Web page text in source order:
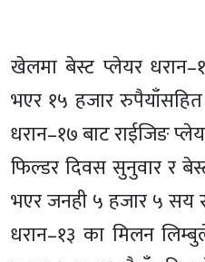
खेलमा बेस्ट प्लेयर
भएर १५ हजार रुपैयाँसहित
धरान–१७ बाट राईजिङ
फिल्डर दिवस सुनुवार र
भएर जनही ५ हजार ५ सय
धरान–१३ का मिलन